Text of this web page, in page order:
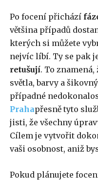
Po focení přichází
většina případů
kterých si můžete
nejvíc líbí. Ty se pak
retušují. To
světla, barvy a
případné
Prahapřesně tyto
jisti, že všechny
Cílem je vytvořit
vaši osobnost, aniž
Pokud plánujete